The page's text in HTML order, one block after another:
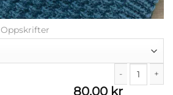
Oppskrifter
80,00 kr
Ullbarn antall